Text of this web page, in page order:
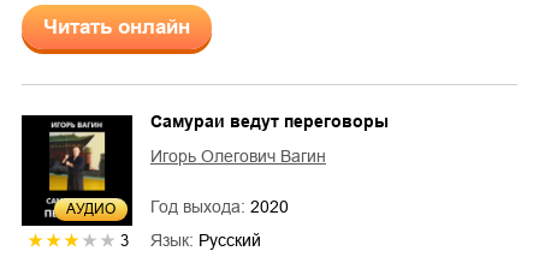
Читать онлайн
AУДИО
3
Самураи ведут переговоры
Игорь Олегович Вагин
Год выхода: 2020
Язык: Русский